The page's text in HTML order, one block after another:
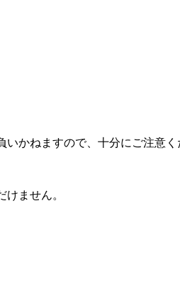
かねますので、十分にご注意く
ません。